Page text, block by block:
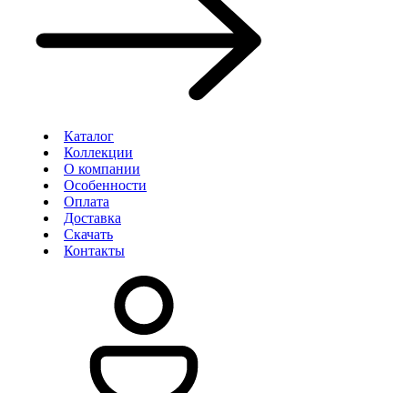
Каталог
Коллекции
О компании
Особенности
Оплата
Доставка
Скачать
Контакты